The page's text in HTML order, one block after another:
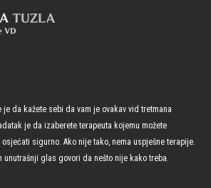
da kažete sebi da vam je ovakav vid tretmana
je da izaberete terapeuta kojemu možete
sigurno. Ako nije tako, nema uspješne terapije.
unutrašnji glas govori da nešto nije kako treba.